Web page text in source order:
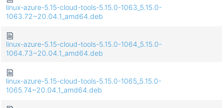
linux-azure-5.15-cloud-tools-5.15.0-1063_5.15.0-
1063.72~20.04.1_amd64.deb
linux-azure-5.15-cloud-tools-5.15.0-1064_5.15.0-
1064.73~20.04.1_amd64.deb
linux-azure-5.15-cloud-tools-5.15.0-1065_5.15.0-
1065.74~20.04.1_amd64.deb